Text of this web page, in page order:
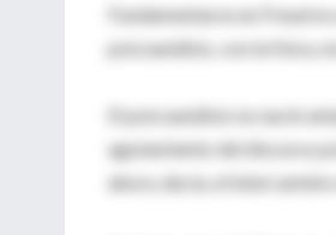
Fundamentarse en Freud
psicoanálisis, con la física,
El psicoanálisis no nació
agotamiento del discurso
ahora, decía, el intercambio